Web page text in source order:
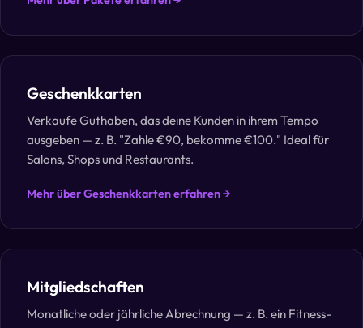
Geschenkkarten
Verkaufe Guthaben, das deine Kunden in ihrem Tempo
ausgeben — z. B. "Zahle €90, bekomme €100." Ideal für
Salons, Shops und Restaurants.
Mehr über Geschenkkarten erfahren →
Mitgliedschaften
Monatliche oder jährliche Abrechnung — z. B. ein Fitness-